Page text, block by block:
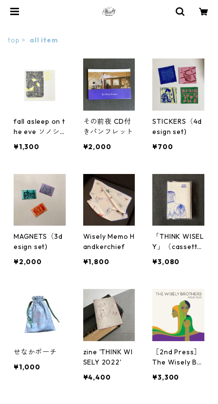
top all item
fall asleep on t
he eve ソノシ
¥1,300
その前夜 CD付
きパンフレット
¥2,000
STICKERS（4d
esign set)
¥700
MAGNETS（3d
esign set)
¥2,000
Wisely Memo H
andkerchief
¥1,800
「THINK WISEL
Y」（cassett
¥3,080
せなかポーチ
¥1,000
zine 'THINK WI
SELY 2022'
¥4,400
［2nd Press］
The Wisely Br
O OLIO（Analo
¥3,300